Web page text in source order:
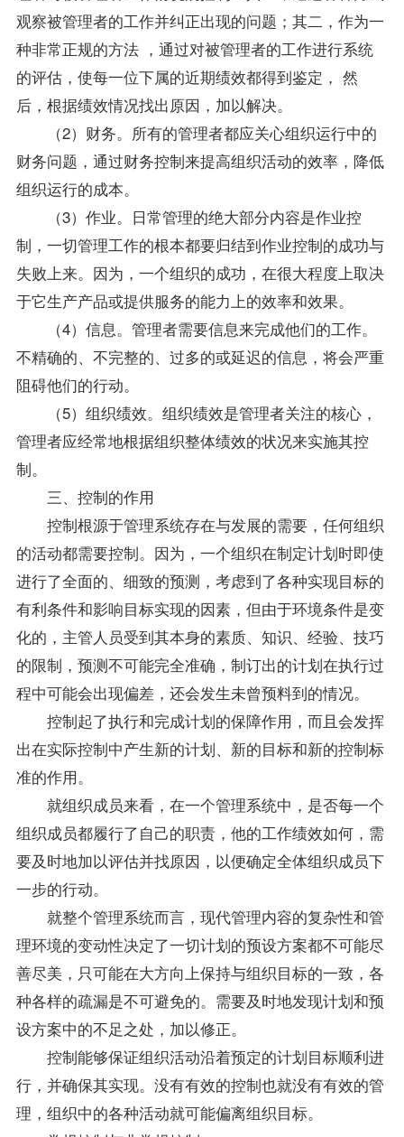
观察被管理者的工作并纠正出现的问题；其二，作为一
种非常正规的方法 ，通过对被管理者的工作进行系统
的评估，使每一位下属的近期绩效都得到鉴定， 然
后，根据绩效情况找出原因，加以解决。
（2）财务。所有的管理者都应关心组织运行中的
财务问题，通过财务控制来提高组织活动的效率，降低
组织运行的成本。
（3）作业。日常管理的绝大部分内容是作业控
制，一切管理工作的根本都要归结到作业控制的成功与
失败上来。因为，一个组织的成功，在很大程度上取决
于它生产产品或提供服务的能力上的效率和效果。
（4）信息。管理者需要信息来完成他们的工作。
不精确的、不完整的、过多的或延迟的信息，将会严重
阻碍他们的行动。
（5）组织绩效。组织绩效是管理者关注的核心，
管理者应经常地根据组织整体绩效的状况来实施其控
制。
三、控制的作用
控制根源于管理系统存在与发展的需要，任何组织
的活动都需要控制。因为，一个组织在制定计划时即使
进行了全面的、细致的预测，考虑到了各种实现目标的
有利条件和影响目标实现的因素，但由于环境条件是变
化的，主管人员受到其本身的素质、知识、经验、技巧
的限制，预测不可能完全准确，制订出的计划在执行过
程中可能会出现偏差，还会发生未曾预料到的情况。
控制起了执行和完成计划的保障作用，而且会发挥
出在实际控制中产生新的计划、新的目标和新的控制标
准的作用。
就组织成员来看，在一个管理系统中，是否每一个
组织成员都履行了自己的职责，他的工作绩效如何，需
要及时地加以评估并找原因，以便确定全体组织成员下
一步的行动。
就整个管理系统而言，现代管理内容的复杂性和管
理环境的变动性决定了一切计划的预设方案都不可能尽
善尽美，只可能在大方向上保持与组织目标的一致，各
种各样的疏漏是不可避免的。需要及时地发现计划和预
设方案中的不足之处，加以修正。
控制能够保证组织活动沿着预定的计划目标顺利进
行，并确保其实现。没有有效的控制也就没有有效的管
理，组织中的各种活动就可能偏离组织目标。